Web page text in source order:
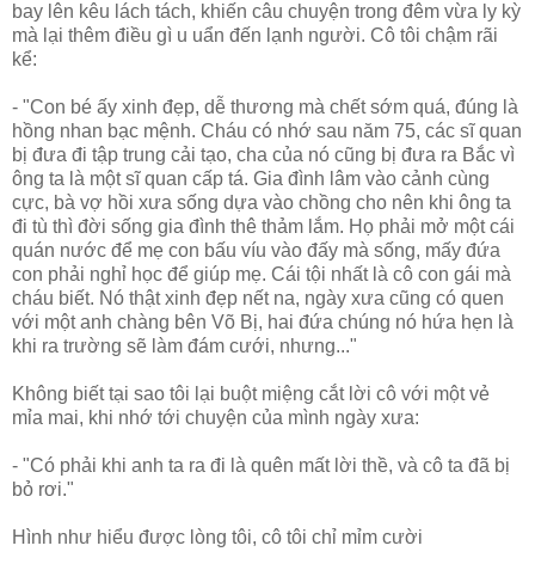
bay lên kêu lách tách, khiến câu chuyện trong đêm vừa ly kỳ
mà lại thêm điều gì u uẩn đến lạnh người. Cô tôi chậm rãi
kể:
- "Con bé ấy xinh đẹp, dễ thương mà chết sớm quá, đúng là
hồng nhan bạc mệnh. Cháu có nhớ sau năm 75, các sĩ quan
bị đưa đi tập trung cải tạo, cha của nó cũng bị đưa ra Bắc vì
ông ta là một sĩ quan cấp tá. Gia đình lâm vào cảnh cùng
cực, bà vợ hồi xưa sống dựa vào chồng cho nên khi ông ta
đi tù thì đời sống gia đình thê thảm lắm. Họ phải mở một cái
quán nước để mẹ con bấu víu vào đấy mà sống, mấy đứa
con phải nghỉ học để giúp mẹ. Cái tội nhất là cô con gái mà
cháu biết. Nó thật xinh đẹp nết na, ngày xưa cũng có quen
với một anh chàng bên Võ Bị, hai đứa chúng nó hứa hẹn là
khi ra trường sẽ làm đám cưới, nhưng..."
Không biết tại sao tôi lại buột miệng cắt lời cô với một vẻ
mỉa mai, khi nhớ tới chuyện của mình ngày xưa:
- "Có phải khi anh ta ra đi là quên mất lời thề, và cô ta đã bị
bỏ rơi."
Hình như hiểu được lòng tôi, cô tôi chỉ mỉm cười